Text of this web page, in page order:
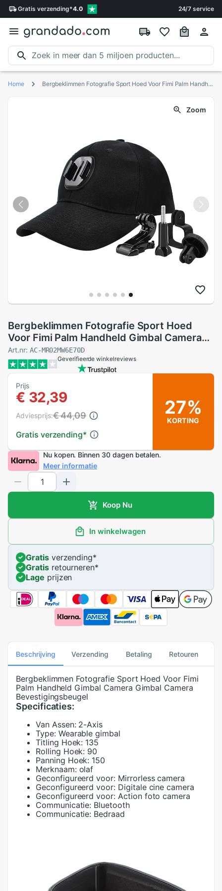
Gratis verzending*4.0 24/7 service
Home Bergbeklimmen Fotografie Sport Hoed Voor Fimi Palm Handheld Gimbal Camera Gimbal Camera Bevestigingsbeugel
Zoom
Bergbeklimmen Fotografie Sport Hoed
Voor Fimi Palm Handheld Gimbal Camera
Gimbal Camera Bevestigingsbeugel
Art.nr: AC-MR02MW6E70D
Geverifieerde winkelreviews
Prijs
€ 32,39
Gratis verzending*
Adviesprijs:€ 44,09 27%
KORTING
Nu kopen. Binnen 30 dagen betalen.
Meer informatie
Koop Nu
In winkelwagen
Gratisverzending*
Gratisretourneren*
Lage prijzen
Beschrijving Verzending Betaling Retouren
Bergbeklimmen Fotografie Sport Hoed Voor Fimi
Palm Handheld Gimbal Camera Gimbal Camera
Bevestigingsbeugel
Specificaties:
Van Assen: 2-Axis
Type: Wearable gimbal
Titling Hoek: 135
Rolling Hoek: 90
Panning Hoek: 150
Merknaam: olaf
Geconfigureerd voor: Mirrorless camera
Geconfigureerd voor: Digitale cine camera
Geconfigureerd voor: Action foto camera
Communicatie: Bluetooth
Communicatie: Bedraad